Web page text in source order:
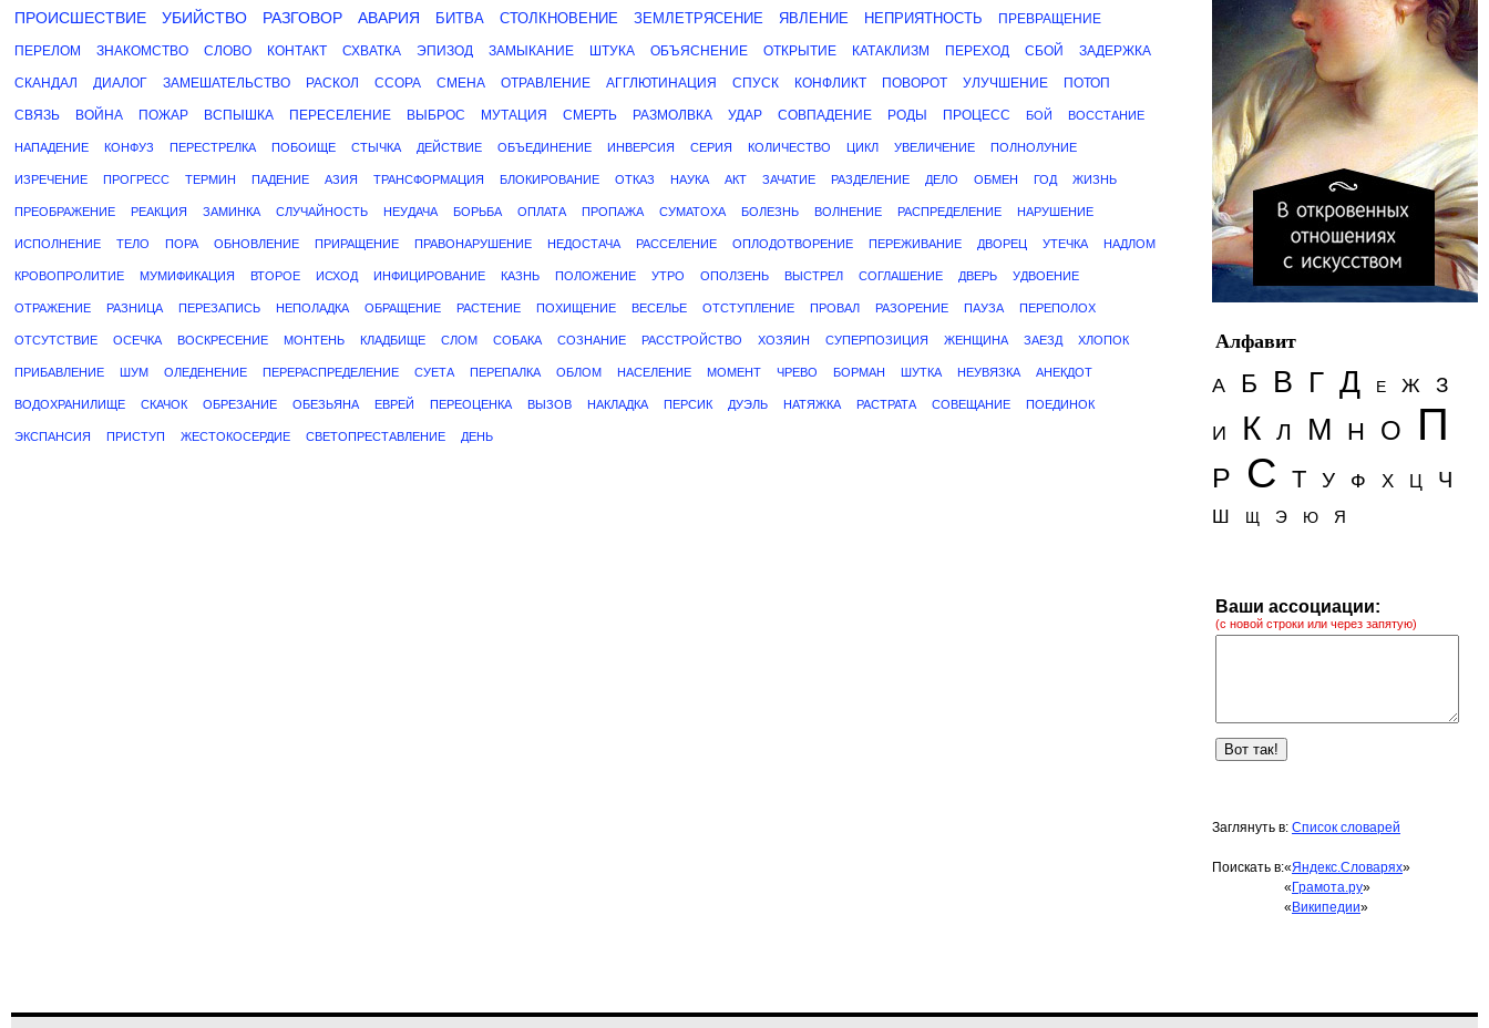
ПРОИСШЕСТВИЕ
УБИЙСТВО РАЗГОВОР АВАРИЯ БИТВА СТОЛКНОВЕНИЕ ЗЕМЛЕТРЯСЕНИЕ ЯВЛЕНИЕ НЕПРИЯТНОСТЬ ПРЕВРАЩЕНИЕ
ПЕРЕЛОМ ЗНАКОМСТВО СЛОВО КОНТАКТ СХВАТКА ЭПИЗОД ЗАМЫКАНИЕ ШТУКА ОБЪЯСНЕНИЕ ОТКРЫТИЕ КАТАКЛИЗМ ПЕРЕХОД СБОЙ ЗАДЕРЖКА
СКАНДАЛ ДИАЛОГ ЗАМЕШАТЕЛЬСТВО РАСКОЛ ССОРА СМЕНА ОТРАВЛЕНИЕ АГГЛЮТИНАЦИЯ СПУСК КОНФЛИКТ ПОВОРОТ УЛУЧШЕНИЕ ПОТОП
СВЯЗЬ ВОЙНА ПОЖАР ВСПЫШКА ПЕРЕСЕЛЕНИЕ ВЫБРОС МУТАЦИЯ СМЕРТЬ РАЗМОЛВКА УДАР СОВПАДЕНИЕ РОДЫ ПРОЦЕСС БОЙ ВОССТАНИЕ
НАПАДЕНИЕ КОНФУЗ ПЕРЕСТРЕЛКА ПОБОИЩЕ СТЫЧКА ДЕЙСТВИЕ ОБЪЕДИНЕНИЕ ИНВЕРСИЯ СЕРИЯ КОЛИЧЕСТВО ЦИКЛ УВЕЛИЧЕНИЕ ПОЛНОЛУНИЕ
ИЗРЕЧЕНИЕ ПРОГРЕСС ТЕРМИН ПАДЕНИЕ АЗИЯ ТРАНСФОРМАЦИЯ БЛОКИРОВАНИЕ ОТКАЗ НАУКА АКТ ЗАЧАТИЕ РАЗДЕЛЕНИЕ ДЕЛО ОБМЕН ГОД ЖИЗНЬ
ПРЕОБРАЖЕНИЕ РЕАКЦИЯ ЗАМИНКА СЛУЧАЙНОСТЬ НЕУДАЧА БОРЬБА ОПЛАТА ПРОПАЖА СУМАТОХА БОЛЕЗНЬ ВОЛНЕНИЕ РАСПРЕДЕЛЕНИЕ НАРУШЕНИЕ
ИСПОЛНЕНИЕ ТЕЛО ПОРА ОБНОВЛЕНИЕ ПРИРАЩЕНИЕ ПРАВОНАРУШЕНИЕ НЕДОСТАЧА РАССЕЛЕНИЕ ОПЛОДОТВОРЕНИЕ ПЕРЕЖИВАНИЕ ДВОРЕЦ УТЕЧКА НАДЛОМ
КРОВОПРОЛИТИЕ МУМИФИКАЦИЯ ВТОРОЕ ИСХОД ИНФИЦИРОВАНИЕ КАЗНЬ ПОЛОЖЕНИЕ УТРО ОПОЛЗЕНЬ ВЫСТРЕЛ СОГЛАШЕНИЕ ДВЕРЬ УДВОЕНИЕ
ОТРАЖЕНИЕ РАЗНИЦА ПЕРЕЗАПИСЬ НЕПОЛАДКА ОБРАЩЕНИЕ РАСТЕНИЕ ПОХИЩЕНИЕ ВЕСЕЛЬЕ ОТСТУПЛЕНИЕ ПРОВАЛ РАЗОРЕНИЕ ПАУЗА ПЕРЕПОЛОХ
ОТСУТСТВИЕ ОСЕЧКА ВОСКРЕСЕНИЕ МОНТЕНЬ КЛАДБИЩЕ СЛОМ СОБАКА СОЗНАНИЕ РАССТРОЙСТВО ХОЗЯИН СУПЕРПОЗИЦИЯ ЖЕНЩИНА ЗАЕЗД ХЛОПОК
ПРИБАВЛЕНИЕ ШУМ ОЛЕДЕНЕНИЕ ПЕРЕРАСПРЕДЕЛЕНИЕ СУЕТА ПЕРЕПАЛКА ОБЛОМ НАСЕЛЕНИЕ МОМЕНТ ЧРЕВО БОРМАН ШУТКА НЕУВЯЗКА АНЕКДОТ
ВОДОХРАНИЛИЩЕ СКАЧОК ОБРЕЗАНИЕ ОБЕЗЬЯНА ЕВРЕЙ ПЕРЕОЦЕНКА ВЫЗОВ НАКЛАДКА ПЕРСИК ДУЭЛЬ НАТЯЖКА РАСТРАТА СОВЕЩАНИЕ ПОЕДИНОК
ЭКСПАНСИЯ ПРИСТУП ЖЕСТОКОСЕРДИЕ СВЕТОПРЕСТАВЛЕНИЕ ДЕНЬ
Алфавит
А
Б В Г Д Е Ж З
И К Л М Н О П
Р С Т У Ф Х Ц Ч
Ш Щ Э Ю Я
Ваши ассоциации:
(с новой строки или через запятую)
Заглянуть в: Список словарей
Поискать в:«Яндекс.Словарях»
« Грамота.ру»
« Википедии»